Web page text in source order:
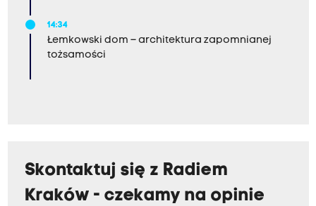
14:34
Łemkowski dom – architektura zapomnianej
tożsamości
Skontaktuj się z Radiem
Kraków - czekamy na opinie